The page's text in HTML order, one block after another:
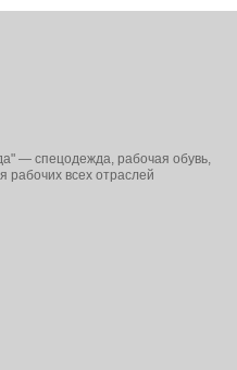
— спецодежда, рабочая обувь,
рабочих всех отраслей